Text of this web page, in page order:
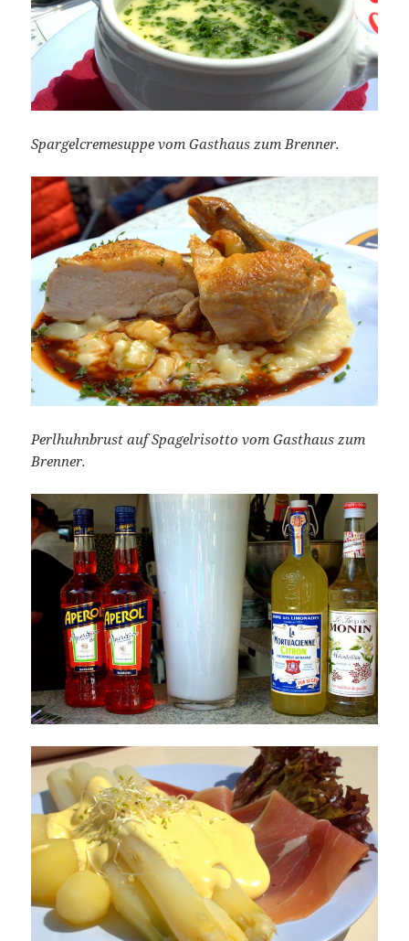
Spargelcremesuppe vom Gasthaus zum Brenner.
Perlhuhnbrust auf Spagelrisotto vom Gasthaus zum
Brenner.